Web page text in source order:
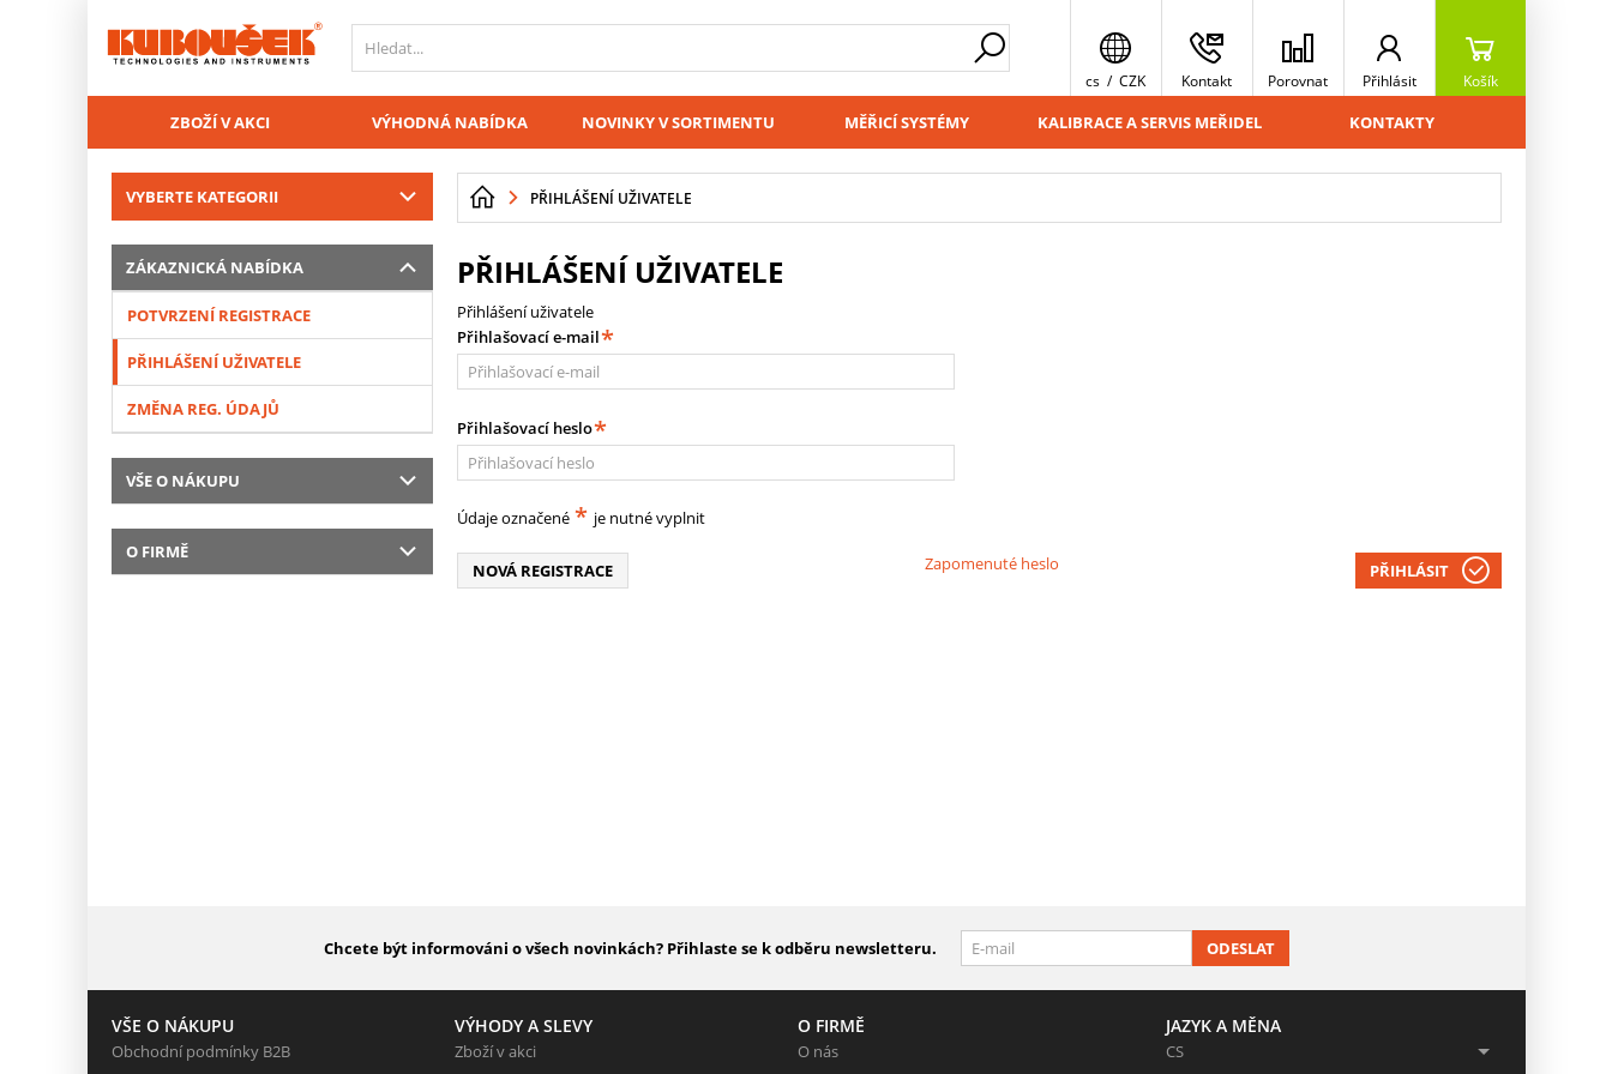
cs / CZK Kontakt Porovnat Přihlásit Košík
ZBOŽÍ V AKCI VÝHODNÁ NABÍDKA NOVINKY V SORTIMENTU MĚŘICÍ SYSTÉMY KALIBRACE A SERVIS MEŘIDEL KONTAKTY
VYBERTE KATEGORII
ZÁKAZNICKÁ NABÍDKA
POTVRZENÍ REGISTRACE
PŘIHLÁŠENÍ UŽIVATELE
ZMĚNA REG. ÚDAJŮ
VŠE O NÁKUPU
O FIRMĚ
PŘIHLÁŠENÍ UŽIVATELE
PŘIHLÁŠENÍ UŽIVATELE
Přihlášení uživatele
Přihlašovací e-mail*
Přihlašovací heslo*
Údaje označené * je nutné vyplnit
NOVÁ REGISTRACE Zapomenuté heslo PŘIHLÁSIT
Chcete být informováni o všech novinkách? Přihlaste se k odběru newsletteru. ODESLAT
VŠE O NÁKUPU
Obchodní podmínky B2B
VÝHODY A SLEVY
Zboží v akci
O FIRMĚ
O nás
JAZYK A MĚNA
CS